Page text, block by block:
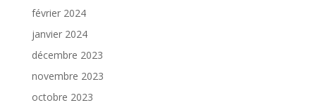
février 2024
janvier 2024
décembre 2023
novembre 2023
octobre 2023